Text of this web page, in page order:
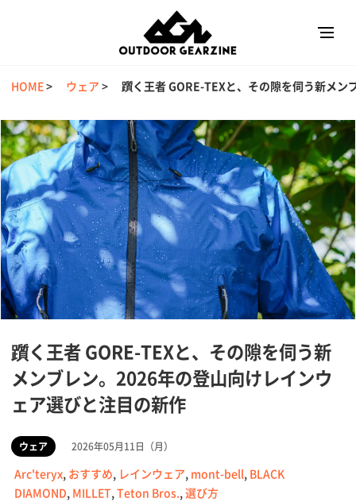
HOME> ウェア >躓く王者 GORE-TEXと、その隙を伺う新メ
躓く王者 GORE-TEXと、その隙を伺う新
メンブレン。2026年の登山向けレインウ
ェア選びと注目の新作
ウェア 2026年05月11日（月）
Arc'teryx, おすすめ, レインウェア, mont-bell, BLACK
DIAMOND, MILLET,Teton Bros.,選び方